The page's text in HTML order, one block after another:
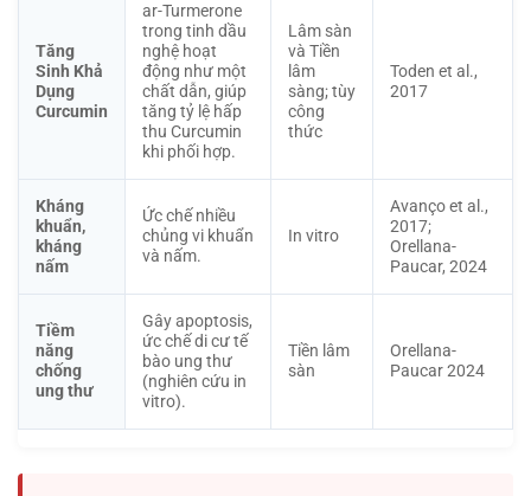
Tăng
Sinh Khả
Dụng
Curcumin
ar-Turmerone
trong tinh dầu
nghệ hoạt
động như một
chất dẫn, giúp
tăng tỷ lệ hấp
thu Curcumin
khi phối hợp.
Lâm sàn
và Tiền
lâm
sàng; tùy
công
thức
Toden et al.,
2017
Kháng
khuẩn,
kháng
nấm
Ức chế nhiều
chủng vi khuẩn
và nấm.
In vitro
Avanço et al.,
2017;
Orellana-
Paucar, 2024
Tiềm
năng
chống
ung thư
Gây apoptosis,
ức chế di cư tế
bào ung thư
(nghiên cứu in
vitro).
Tiền lâm
sàn
Orellana-
Paucar 2024